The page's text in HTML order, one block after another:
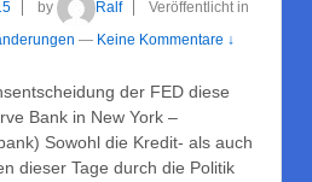
by Ralf
Veröffentlicht in
— Keine Kommentare ↓
der FED diese
Bank in New York –
Sowohl die Kredit- als auch
dieser Tage durch die Politik